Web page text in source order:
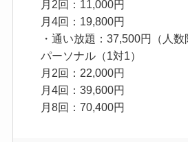
月2回：11,000円
月4回：19,800円
・通い放題：37,500円（人数
パーソナル（1対1）
月2回：22,000円
月4回：39,600円
月8回：70,400円